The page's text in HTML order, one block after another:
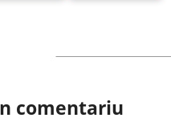
comentariu